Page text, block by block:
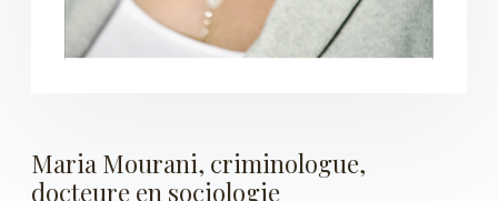
Maria Mourani, criminologue,
docteure en sociologie